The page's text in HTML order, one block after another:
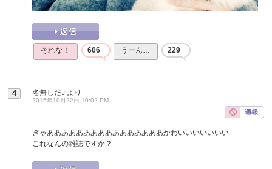
それな！ 606 うーん… 229
4 名無しだJ より
2015年10月22日 10:02 PM
ぎゃああああああああああああああああかわいいいいいいい
これなんの雑誌ですか？